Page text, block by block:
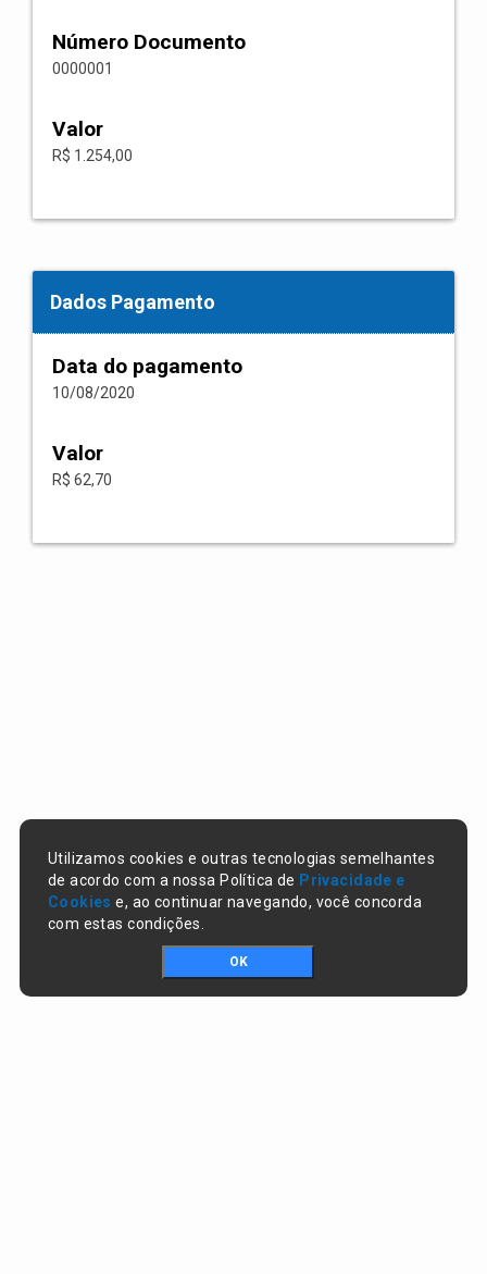
Número Documento
0000001
Valor
R$ 1.254,00
Dados Pagamento
Data do pagamento
10/08/2020
Valor
R$ 62,70
Utilizamos cookies e outras tecnologias semelhantes
de acordo com a nossa Política de Privacidade e
Cookies e, ao continuar navegando, você concorda
com estas condições.
OK